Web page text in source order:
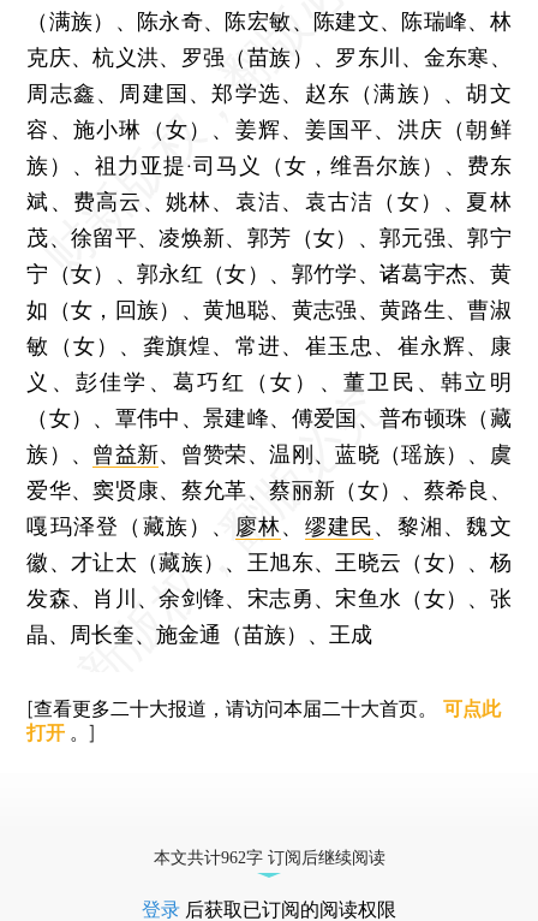
（满族）、陈永奇、陈宏敏、陈建文、陈瑞峰、林
克庆、杭义洪、罗强（苗族）、罗东川、金东寒、
周志鑫、周建国、郑学选、赵东（满族）、胡文
容、施小琳（女）、姜辉、姜国平、洪庆（朝鲜
族）、祖力亚提·司马义（女，维吾尔族）、费东
斌、费高云、姚林、袁洁、袁古洁（女）、夏林
茂、徐留平、凌焕新、郭芳（女）、郭元强、郭宁
宁（女）、郭永红（女）、郭竹学、诸葛宇杰、黄
如（女，回族）、黄旭聪、黄志强、黄路生、曹淑
敏（女）、龚旗煌、常进、崔玉忠、崔永辉、康
义、彭佳学、葛巧红（女）、董卫民、韩立明
（女）、覃伟中、景建峰、傅爱国、普布顿珠（藏
族）、 曾益新、曾赞荣、温刚、蓝晓（瑶族）、虞
爱华、窦贤康、蔡允革、蔡丽新（女）、蔡希良、
嘎玛泽登（藏族）、
廖林、 缪建民、黎湘、魏文
徽、才让太（藏族）、王旭东、王晓云（女）、杨
发森、肖川、余剑锋、宋志勇、宋鱼水（女）、张
晶、周长奎、施金通（苗族）、王成
[查看更多二十大报道，请访问本届二十大首页。可点此
打开 。]
本文共计962字 订阅后继续阅读
登录 后获取已订阅的阅读权限